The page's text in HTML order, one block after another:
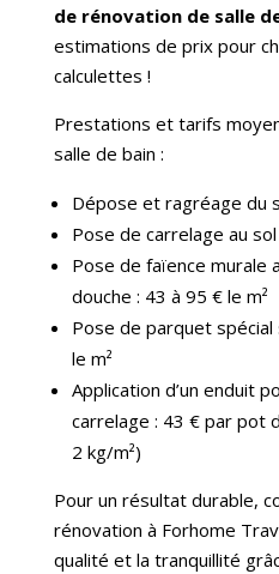
de rénovation de salle
estimations de prix pour
calculettes !
Prestations et tarifs
salle de bain :
Dépose et ragréage du
Pose de carrelage au
Pose de faïence murale
douche : 43 à 95 € le m²
Pose de parquet spécial
le m²
Application d’un enduit
carrelage : 43 € par pot
2 kg/m²)
Pour un résultat durable,
rénovation à Forhome
qualité et la tranquillité